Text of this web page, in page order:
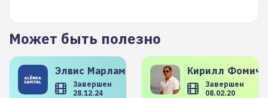
Может быть полезно
Элвис Марламов
Завершен
28.12.24
Кирилл
Завершен
08.02.20